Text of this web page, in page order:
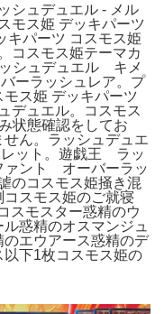
シュデュエル - メル
モス姫 デッキパーツ
キパーツ コスモス姫
コスモス姫テーマカ
シュデュエル キメ
ーラッシュレア。プ
ス姫 デッキパーツ
デュエル。コスモス
状態確認をしてお
ん。ラッシュデュエ
レット。遊戯王 ラッ
ァント オーバーラッ
のコスモス姫掻き混
スモス姫のご就寝
スモスター惑精のウ
惑精のオスマンジュ
エウアース惑精のデ
下1枚コスモス姫の